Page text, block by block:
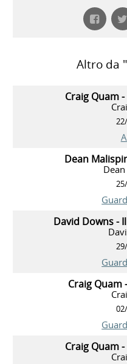
Altro da "
Craig Quam
Dean
David Downs -
Craig Quam
Craig Quam